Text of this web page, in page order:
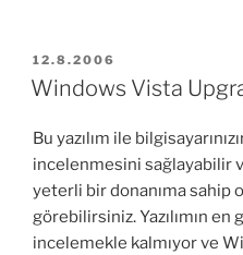
YAYIM
TARIHI
12.8.2006
Windows Vista
Bu yazılım ile
incelenmesini sağlayabilir
yeterli bir donanıma sahip
görebilirsiniz. Yazılımın en
incelemekle kalmıyor ve